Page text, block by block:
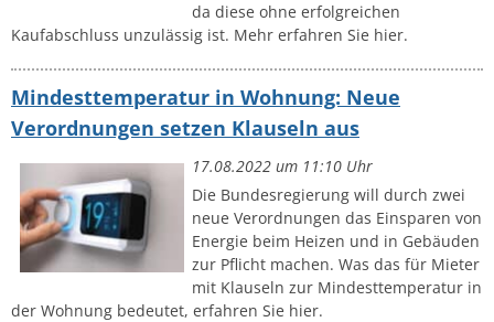
da diese ohne erfolgreichen
Kaufabschluss unzulässig ist. Mehr erfahren Sie hier.
Mindesttemperatur in Wohnung: Neue
Verordnungen setzen Klauseln aus
17.08.2022 um 11:10 Uhr
Die Bundesregierung will durch zwei
neue Verordnungen das Einsparen von
Energie beim Heizen und in Gebäuden
zur Pflicht machen. Was das für Mieter
mit Klauseln zur Mindesttemperatur in
der Wohnung bedeutet, erfahren Sie hier.